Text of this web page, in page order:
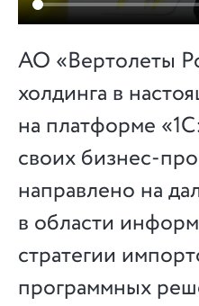
АО «Вертолеты
холдинга в
на платформе
своих бизнес-
направлено на
в области
стратегии
программных